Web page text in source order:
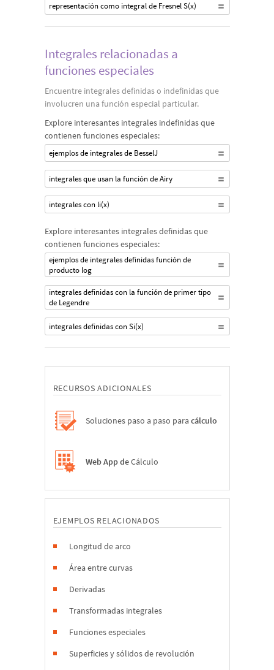
representación como integral de Fresnel S(x)
Integrales relacionadas a
funciones especiales
Encuentre integrales definidas o indefinidas que
involucren una función especial particular.
Explore interesantes integrales indefinidas que
contienen funciones especiales:
ejemplos de integrales de BesselJ
integrales que usan la función de Airy
integrales con li(x)
Explore interesantes integrales definidas que
contienen funciones especiales:
ejemplos de integrales definidas función de
producto log
integrales definidas con la función de primer tipo
de Legendre
integrales definidas con Si(x)
RECURSOS ADICIONALES
Soluciones paso a paso paracálculo
Web App deCálculo
EJEMPLOS RELACIONADOS
Longitud de arco
Área entre curvas
Derivadas
Transformadas integrales
Funciones especiales
Superficies y sólidos de revolución